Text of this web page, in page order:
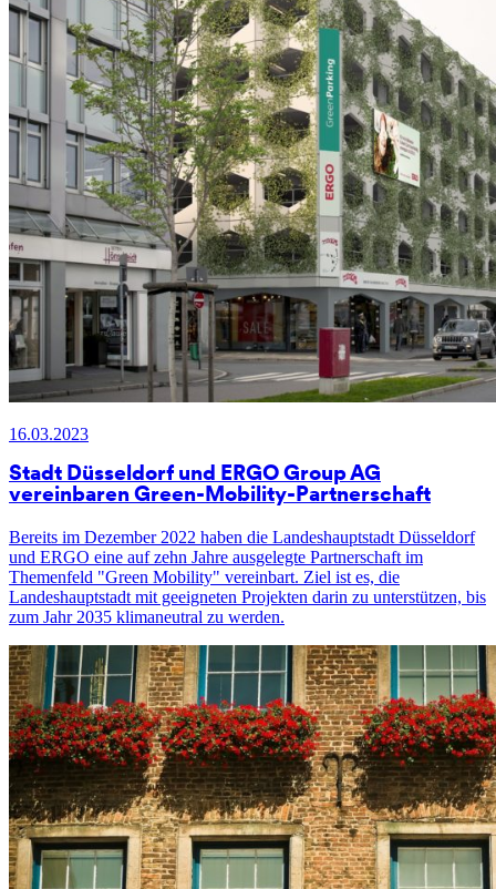
16.03.2023
Stadt Düsseldorf und ERGO Group AG
vereinbaren Green-Mobility-Partnerschaft
Bereits im Dezember 2022 haben die Landeshauptstadt Düsseldorf
und ERGO eine auf zehn Jahre ausgelegte Partnerschaft im
Themenfeld "Green Mobility" vereinbart. Ziel ist es, die
Landeshauptstadt mit geeigneten Projekten darin zu unterstützen, bis
zum Jahr 2035 klimaneutral zu werden.